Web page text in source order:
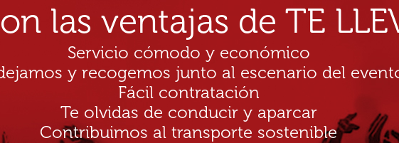
las ventajas de TE
Servicio cómodo y económico
y recogemos junto al escenario del
Fácil contratación
Te olvidas de conducir y aparcar
Contribuimos al transporte sostenible